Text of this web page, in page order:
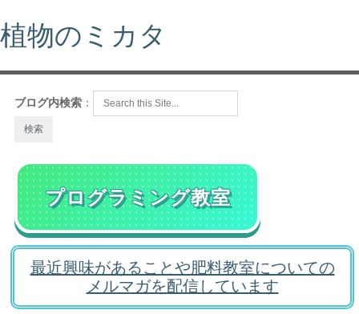
植物のミカタ
ブログ内検索 ：
プログラミング教室
最近興味があることや肥料教室についての
メルマガを配信しています